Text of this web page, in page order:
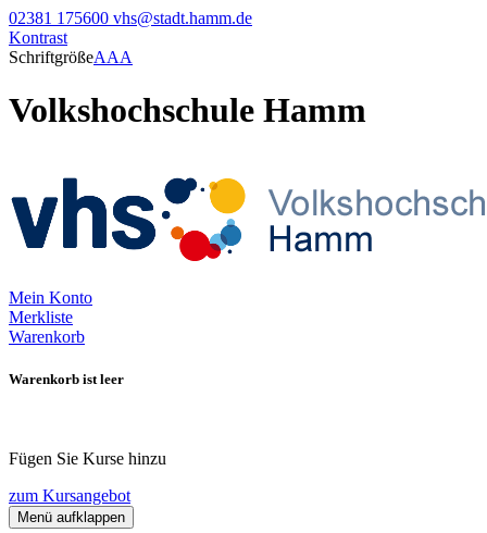
02381 175600 vhs@stadt.hamm.de
Kontrast
SchriftgrößeAAA
Volkshochschule Hamm
Mein Konto
Merkliste
Warenkorb
Warenkorb ist leer
Fügen Sie Kurse hinzu
zum Kursangebot
Menü aufklappen